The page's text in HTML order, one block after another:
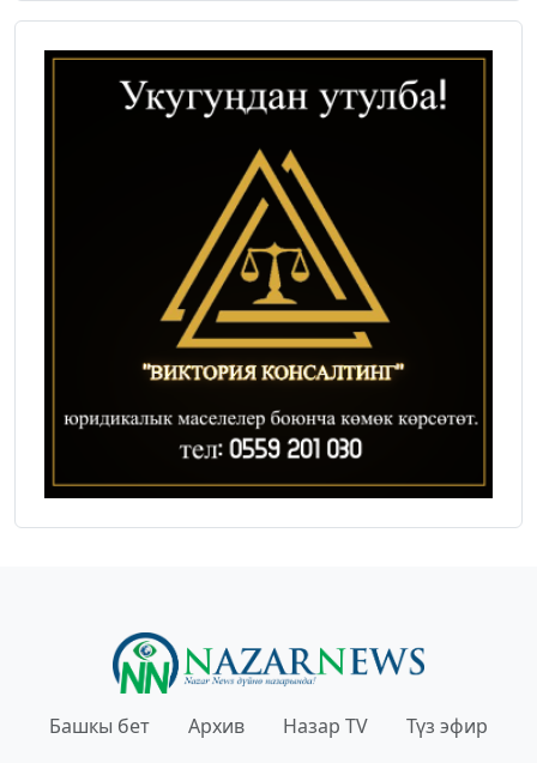
Башкы бет Архив Назар TV Түз эфир